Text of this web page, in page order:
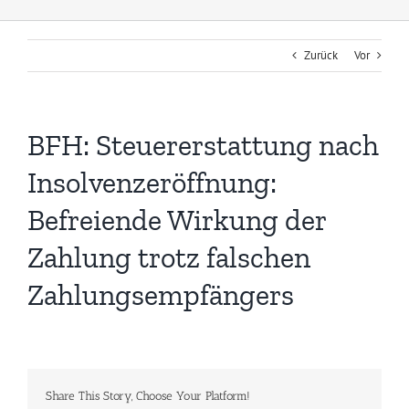
Zurück Vor
BFH: Steuererstattung nach
Insolvenzeröffnung:
Befreiende Wirkung der
Zahlung trotz falschen
Zahlungsempfängers
Share This Story, Choose Your Platform!